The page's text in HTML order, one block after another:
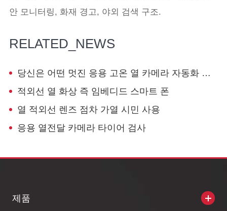
안 모니터링, 화재 경고, 야외 검색 구조.
RELATED_NEWS
당신은 어떤 멋진 응용 고온 열 카메라 자동화 분야에서?
적외선 열 화상 즉 임베디드 스마트 폰
열 적외선 렌즈 점차 가열 시민 사용
응용 열전달 카메라 타이어 검사
제품